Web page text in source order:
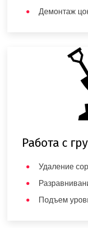
Демонтаж
Работа с
Удаление
Подъем